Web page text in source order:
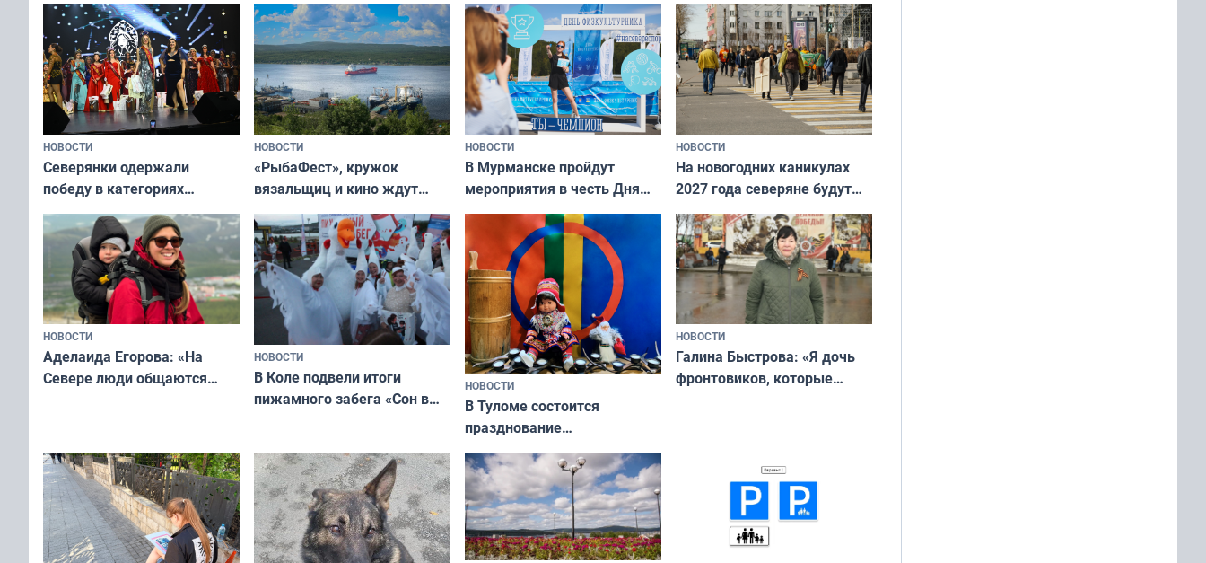
НОВОСТИ
Северянки одержали
победу в категориях
всероссийского конкурса
«Мисс и Миссис Великая
Русь»
НОВОСТИ
«РыбаФест», кружок
вязальщиц и кино ждут
мурманчан в эти выходные
НОВОСТИ
В Мурманске пройдут
мероприятия в честь Дня
физкультурника
НОВОСТИ
На новогодних каникулах
2027 года северяне будут
отдыхать 11 дней
НОВОСТИ
Аделаида Егорова: «На
Севере люди общаются
НОВОСТИ
В Коле подвели итоги
пижамного забега «Сон в
НОВОСТИ
В Туломе состоится
празднование
Международного дня
коренных народов мира
НОВОСТИ
Галина Быстрова: «Я дочь
фронтовиков, которые